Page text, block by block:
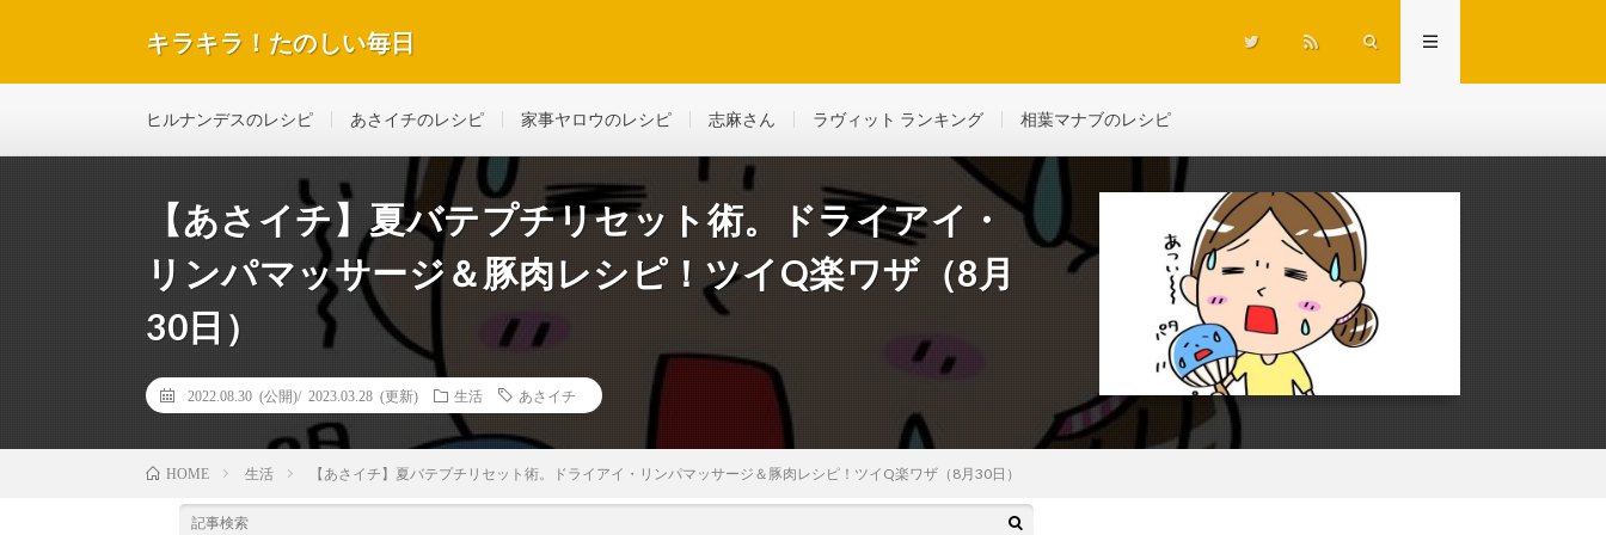
キラキラ！たのしい毎日
ヒルナンデスのレシピ あさイチのレシピ 家事ヤロウのレシピ 志麻さん ラヴィット ランキング 相葉マナブのレシピ
【あさイチ】夏バテプチリセット術。ドライアイ・
リンパマッサージ＆豚肉レシピ！ツイQ楽ワザ（8月
30日）
2022.08.30 (公開)/ 2023.03.28 (更新) 生活 あさイチ
HOME 生活 【あさイチ】夏バテプチリセット術。ドライアイ・リンパマッサージ＆豚肉レシピ！ツイQ楽ワザ（8月30日）